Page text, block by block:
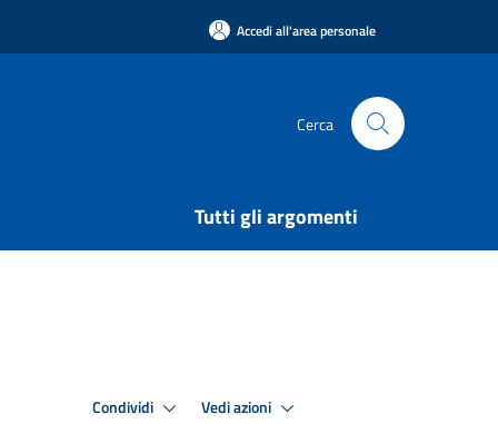
Accedi all'area personale
Cerca
Tutti gli argomenti
Condividi Vedi azioni